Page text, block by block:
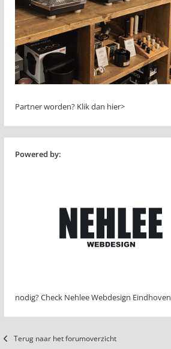
Partner worden? Klik dan hier>
Powered by:
nodig? Check Nehlee Webdesign Eindhoven
Terug naar het forumoverzicht